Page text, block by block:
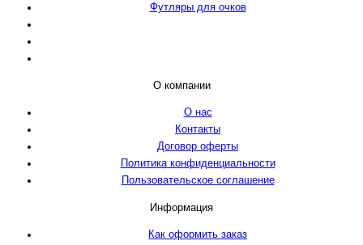
Футляры для очков
О компании
О нас
Контакты
Договор оферты
Политика конфиденциальности
Пользовательское соглашение
Информация
Как оформить заказ